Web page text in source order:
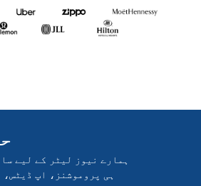
ہمارے نیوز لیٹر کے لیے
ہی پروموشنز، اپ